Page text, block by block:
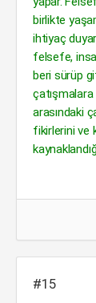
birlikte
ihtiyaç
felsefe,
beri sürüp
arasındaki
fikirlerini ve
#15